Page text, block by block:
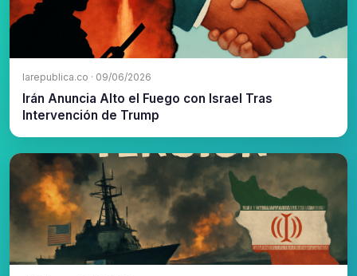
larepublica.co · 09/06/2026
Irán Anuncia Alto el Fuego con Israel Tras
Intervención de Trump